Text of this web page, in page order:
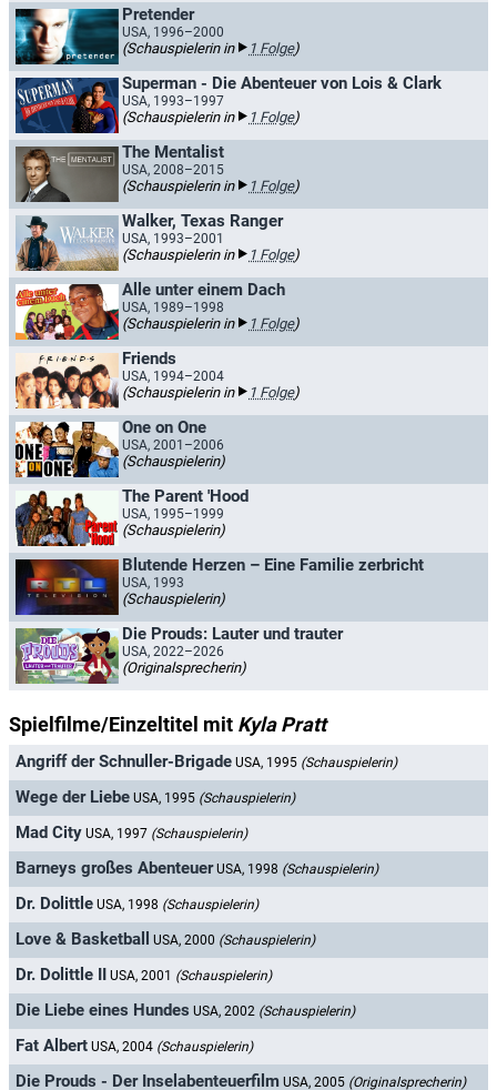
Pretender
USA, 1996–2000
(Schauspielerin in 1 Folge)
Superman - Die Abenteuer von Lois & Clark
USA, 1993–1997
(Schauspielerin in 1 Folge)
The Mentalist
USA, 2008–2015
(Schauspielerin in 1 Folge)
Walker, Texas Ranger
USA, 1993–2001
(Schauspielerin in 1 Folge)
Alle unter einem Dach
USA, 1989–1998
(Schauspielerin in 1 Folge)
Friends
USA, 1994–2004
(Schauspielerin in 1 Folge)
One on One
USA, 2001–2006
(Schauspielerin)
The Parent 'Hood
USA, 1995–1999
(Schauspielerin)
Blutende Herzen – Eine Familie zerbricht
USA, 1993
(Schauspielerin)
Die Prouds: Lauter und trauter
USA, 2022–2026
(Originalsprecherin)
Spielfilme/Einzeltitel mit Kyla Pratt
Angriff der Schnuller-Brigade USA, 1995 (Schauspielerin)
Wege der Liebe USA, 1995 (Schauspielerin)
Mad City USA, 1997 (Schauspielerin)
Barneys großes Abenteuer USA, 1998 (Schauspielerin)
Dr. Dolittle USA, 1998 (Schauspielerin)
Love & Basketball USA, 2000 (Schauspielerin)
Dr. Dolittle II USA, 2001 (Schauspielerin)
Die Liebe eines Hundes USA, 2002 (Schauspielerin)
Fat Albert USA, 2004 (Schauspielerin)
Die Prouds - Der Inselabenteuerfilm USA, 2005 (Originalsprecherin)